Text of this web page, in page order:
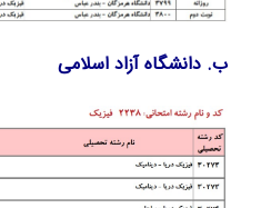
ب. دانشگاه آزاد اﺳﻼمی